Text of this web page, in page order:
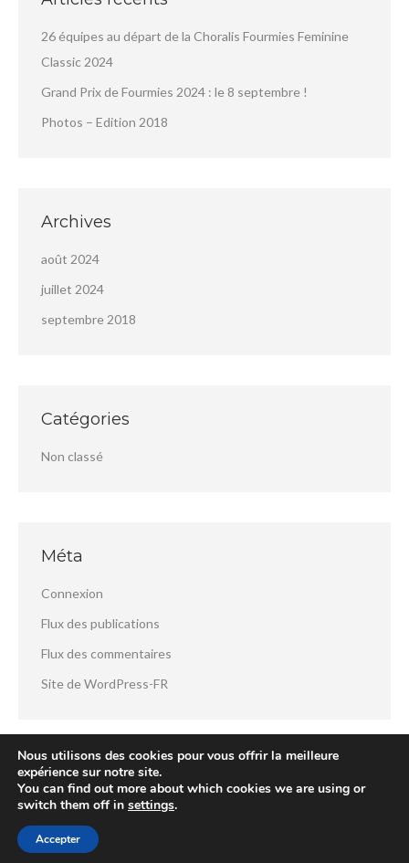
26 équipes au départ de la Choralis Fourmies Feminine
Classic 2024
Grand Prix de Fourmies 2024 : le 8 septembre !
Photos – Edition 2018
Archives
août 2024
juillet 2024
septembre 2018
Catégories
Non classé
Méta
Connexion
Flux des publications
Flux des commentaires
Site de WordPress-FR
Nous utilisons des cookies pour vous offrir la meilleure
expérience sur notre site.
You can find out more about which cookies we are using or
switch them off in settings.
Accepter